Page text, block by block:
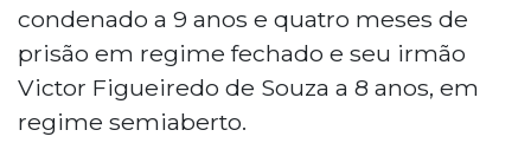
condenado a 9 anos e quatro meses de
prisão em regime fechado e seu irmão
Victor Figueiredo de Souza a 8 anos, em
regime semiaberto.